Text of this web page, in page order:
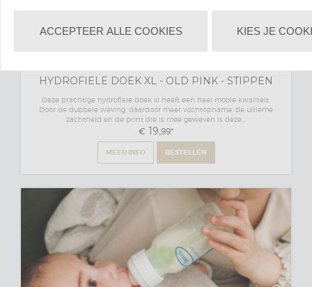
HYDROFIELE DOEK XL - OLD PINK - STIPPEN
Deze prachtige hydrofiele doek xl heeft een heel mooie kwaliteit.
Door de dubbele weving, daardoor meer vochtopname, de ultieme
zachtheid en de print die is mee geweven is deze...
€ 19,99*
MEER INFO BESTELLEN
ACCEPTEER ALLE COOKIES KIES JE